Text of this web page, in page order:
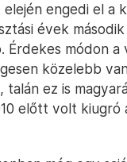
engedi el a
évek
Érdekes módon a
közelebb
ez is
előtt volt kiugró